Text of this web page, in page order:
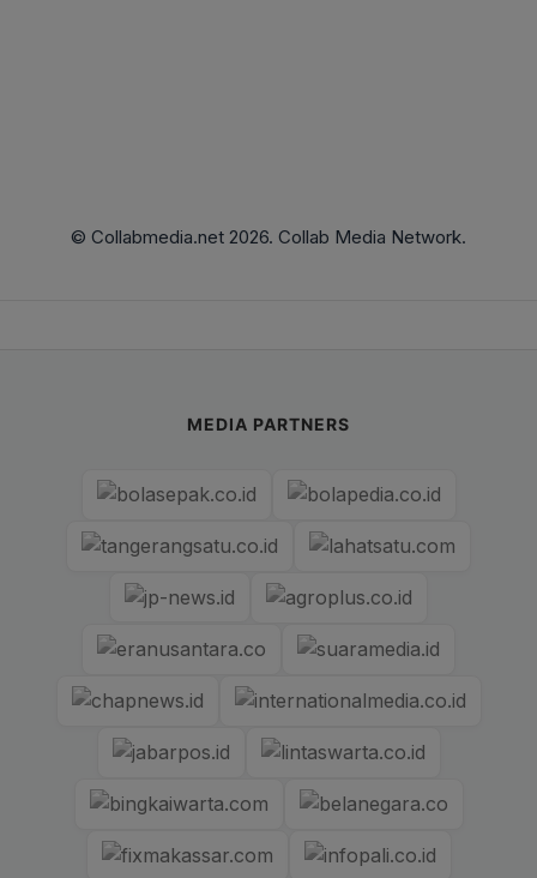
© Collabmedia.net 2026. Collab Media Network.
MEDIA PARTNERS